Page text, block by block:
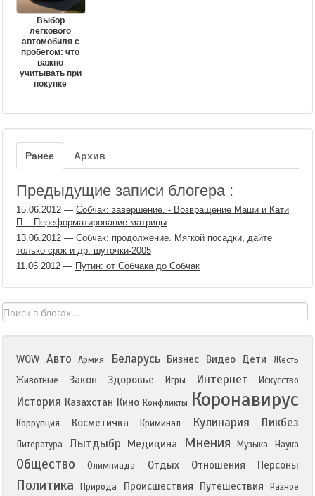
Выбор
легкового
автомобиля с
пробегом: что
важно
учитывать при
покупке
Ранее Архив
Предыдущие записи блогера :
15.06.2012 — Собчак: завершение. - Возвращение Маши и Кати
П. - Переформатирование матрицы
13.06.2012 — Собчак: продолжение. Мягкой посадки, дайте
только срок и др. шуточки-2005
11.06.2012 — Путин: от Собчака до Собчак
WOW Авто Армия Беларусь Бизнес Видео Дети
Жесть
Животные
Закон Здоровье Игры Интернет Искусство
История Казахстан Кино Конфликты Коронавирус
Коррупция Косметичка Криминал Кулинария Ликбез
Литература Лытдыбр Медицина Мнения Музыка Наука
Общество Олимпиада Отдых Отношения Персоны
Политика Природа Происшествия Путешествия Разное